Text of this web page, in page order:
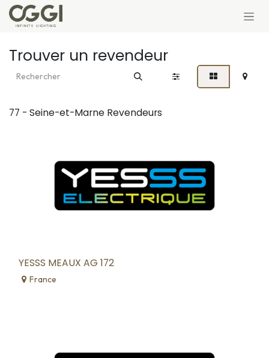
Se rendre au contenu
Trouver un revendeur
77 - Seine-et-Marne Revendeurs
YESSS MEAUX AG 172
France